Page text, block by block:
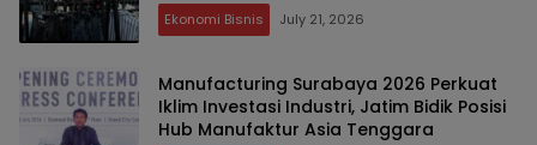
Ekonomi Bisnis July 21, 2026
Manufacturing Surabaya 2026 Perkuat
Iklim Investasi Industri, Jatim Bidik Posisi
Hub Manufaktur Asia Tenggara